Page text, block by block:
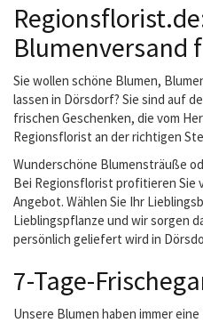
Blumenversand
Sie wollen schöne Blumen,
lassen in Dörsdorf? Sie sind auf
frischen Geschenken, die vom
Regionsflorist an der richtigen
Wunderschöne Blumensträuße
Bei Regionsflorist profitieren Sie
Angebot. Wählen Sie Ihr
Lieblingspflanze und wir sorgen
persönlich geliefert wird in
7-Tage-
Unsere Blumen haben immer